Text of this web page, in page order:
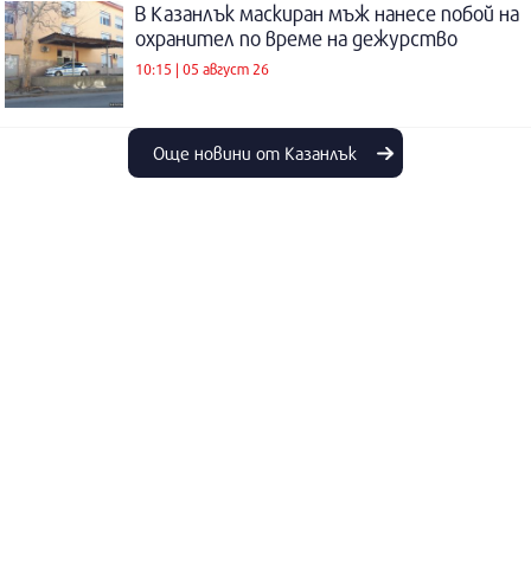
В Казанлък маскиран мъж нанесе побой на
охранител по време на дежурство
10:15 | 05 август 26
Още новини от Казанлък